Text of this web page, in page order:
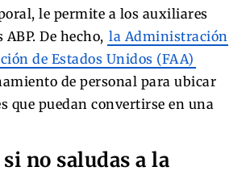
le permite a los auxiliares
De hecho, la Administración
de Estados Unidos (FAA)
de personal para ubicar
que puedan convertirse en una
si no saludas a la